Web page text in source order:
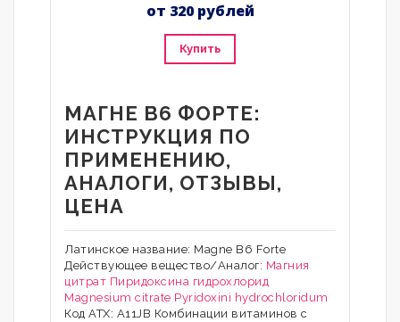
от 320 рублей
Купить
МАГНЕ В6 ФОРТЕ:
ИНСТРУКЦИЯ ПО
ПРИМЕНЕНИЮ,
АНАЛОГИ, ОТЗЫВЫ,
ЦЕНА
Латинское название: Magne B6 Forte
Действующее вещество/Аналог: Магния
цитрат Пиридоксина гидрохлорид
Magnesium citrate Pyridoxini hydrochloridum
Код АТХ: A11JB Комбинации витаминов с